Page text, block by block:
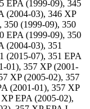
EPA (1999-09), 345
(2004-03), 346 XP
350 (1999-09), 350
EPA (1999-09), 350
(2004-03), 351
(2015-07), 351 EPA
01), 357 XP (2001-
XP (2005-02), 357
(2001-01), 357 XP
EPA (2005-02),